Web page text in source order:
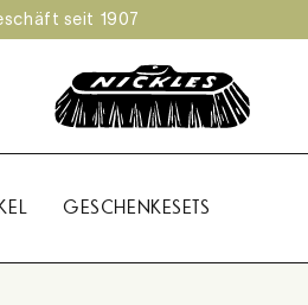
seit 1907
GESCHENKESETS